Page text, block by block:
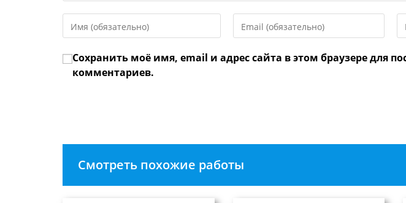
свое
или
имя
свой
адрес,
Сохранить моё имя, email и адрес сайта в этом браузере для
комментариев.
Смотреть похожие работы